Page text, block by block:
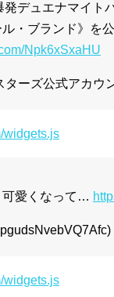
デュエナマイト
・ブランド》を公
Npk6xSxaHU
ーズ公式アカウ
widgets.js
愛くなって…
widgets.js